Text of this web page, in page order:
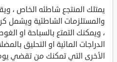
يمتلك المنتجع شاطئه الخاص ،
والمستلزمات الشاطئية ويشمل
، ويمكنك التمتع بالسباحة او
الدراجات المائية او التحليق
الأخرى التي تمكنك من تقضي